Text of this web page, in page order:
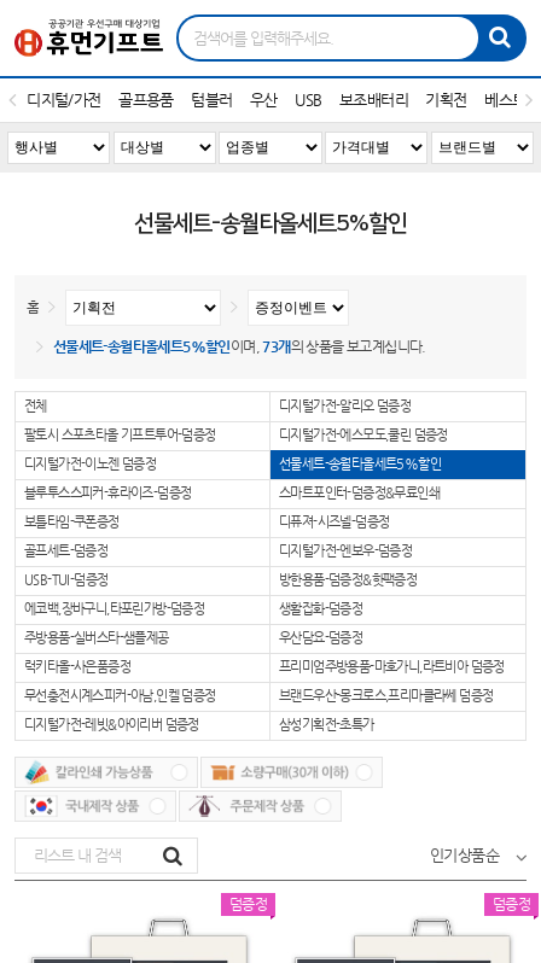
디지털/가전 골프용품 텀블러 우산 USB 보조배터리 기획전 베스트
선물세트-송월타올세트5%할인
홈
선물세트-송월타올세트5%할인이며,73개의 상품을 보고계십니다.
전체
디지털가전-알리오 덤증정
팔토시 스포츠타올 기프트투어-덤증정
디지털가전-에스모도,쿨린 덤증정
디지털가전-이노젠 덤증정
선물세트-송월타올세트5%할인
블루투스스피커-휴라이즈-덤증정
스마트포인터-덤증정&무료인쇄
보틀타임-쿠폰증정
디퓨져-시즈넬-덤증정
골프세트-덤증정
디지털가전-엔보우-덤증정
USB-TUI-덤증정
방한용품-덤증정&핫팩증정
에코백,장바구니,타포린가방-덤증정
생활잡화-덤증정
주방용품-실버스타-샘플제공
우산담요-덤증정
럭키타올-사은품증정
프리미엄주방용품-마호가니,라트비아 덤증정
무선충전시계스피커-아남,인켈 덤증정
브랜드우산-몽크로스,프리마클라쎄 덤증정
디지털가전-레빗&아이리버 덤증정
삼성기획전-초특가
인기상품순
덤증정 덤증정